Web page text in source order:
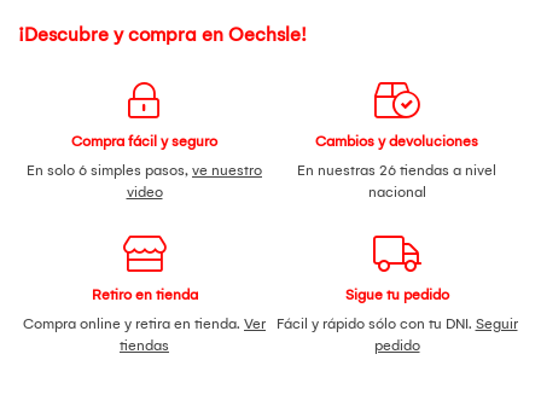
¡Descubre y compra en Oechsle!
Compra fácil y seguro
En solo 6 simples pasos, ve nuestro
video
Cambios y devoluciones
En nuestras 26 tiendas a nivel
nacional
Retiro en tienda
Compra online y retira en tienda. Ver
tiendas
Sigue tu pedido
Fácil y rápido sólo con tu DNI. Seguir
pedido